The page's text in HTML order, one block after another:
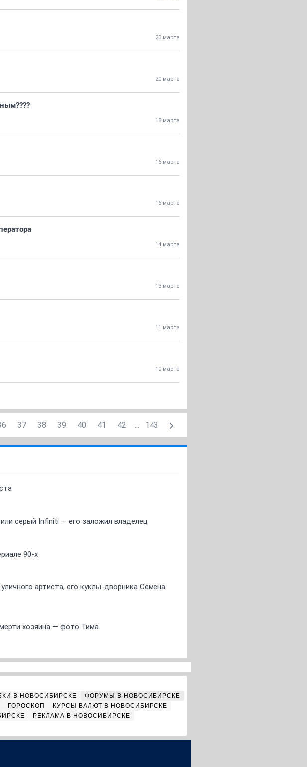
23 марта
20 марта
18 марта
16 марта
16 марта
14 марта
13 марта
11 марта
10 марта
37 38 39 40 41 42 ... 143
серый Infiniti — его заложил владелец
90-х
артиста, его куклы-дворника Семена
хозяина — фото Тима
В НОВОСИБИРСКЕ
ФОРУМЫ В НОВОСИБИРСКЕ
ГОРОСКОП
КУРСЫ ВАЛЮТ В НОВОСИБИРСКЕ
РЕКЛАМА В НОВОСИБИРСКЕ